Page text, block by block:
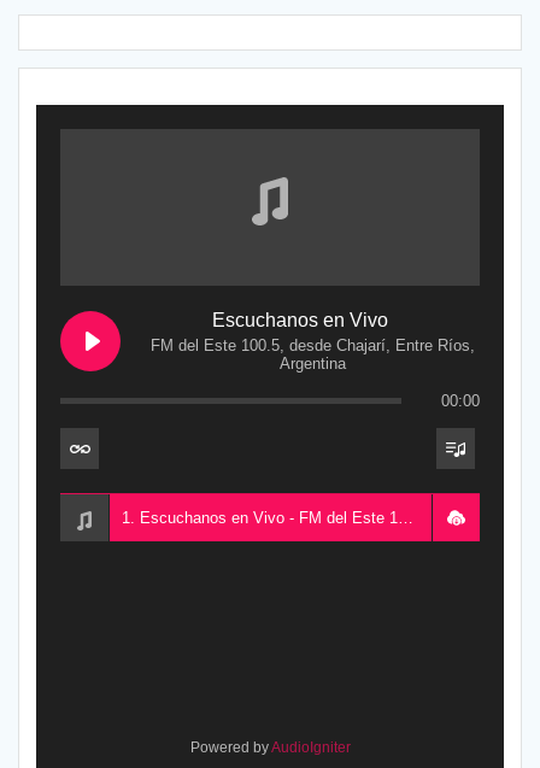
Escuchanos en Vivo
FM del Este 100.5, desde Chajarí, Entre Ríos,
Argentina
00:00
1. Escuchanos en Vivo - FM del Este 100.5, desde Chajarí, Entre Ríos, Argentina
Powered byAudioIgniter